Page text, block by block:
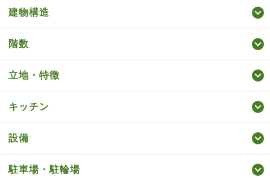
建物構造
階数
立地・特徴
キッチン
設備
駐車場・駐輪場